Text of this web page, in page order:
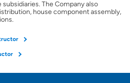
por mi casa
The Company also
house component assembly,